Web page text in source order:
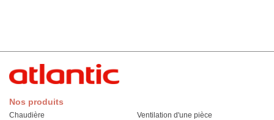
Nos produits
Chaudière
Ventilation d'une pièce